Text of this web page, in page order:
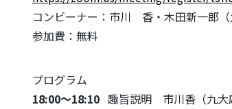
コンビーナー：市川 香・木田新一郎（
参加費：無料
プログラム
18:00～18:10 趣旨説明 市川香（九大